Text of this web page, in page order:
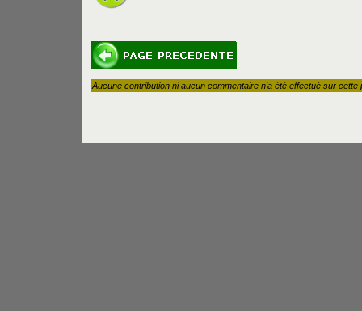
Aucune contribution ni aucun commentaire n'a été effectué sur cette